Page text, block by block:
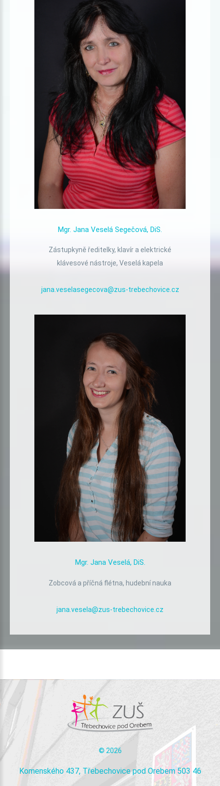
Mgr. Jana Veselá Segečová, DiS.
Zástupkyně ředitelky, klavír a elektrické
klávesové nástroje, Veselá kapela
jana.veselasegecova@zus-trebechovice.cz
Mgr. Jana Veselá, DiS.
Zobcová a příčná flétna, hudební nauka
jana.vesela@zus-trebechovice.cz
© 2026
Komenského 437, Třebechovice pod Orebem 503 46